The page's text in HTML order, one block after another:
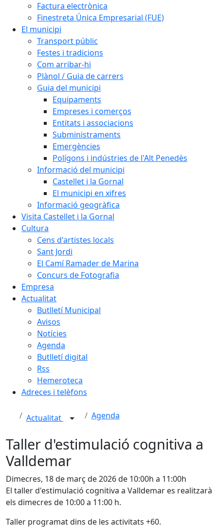
Factura electrònica
Finestreta Única Empresarial (FUE)
El municipi
Transport públic
Festes i tradicions
Com arribar-hi
Plànol / Guia de carrers
Guia del municipi
Equipaments
Empreses i comerços
Entitats i associacions
Subministraments
Emergències
Polígons i indústries de l'Alt Penedès
Informació del municipi
Castellet i la Gornal
El municipi en xifres
Informació geogràfica
Visita Castellet i la Gornal
Cultura
Cens d'artistes locals
Sant Jordi
El Camí Ramader de Marina
Concurs de Fotografia
Empresa
Actualitat
Butlletí Municipal
Avisos
Notícies
Agenda
Butlletí digital
Rss
Hemeroteca
Adreces i telèfons
Actualitat Agenda
Taller d'estimulació cognitiva a
Valldemar
Dimecres, 18 de març de 2026 de 10:00h a 11:00h
El taller d'estimulació cognitiva a Valldemar es realitzarà
els dimecres de 10:00 a 11:00 h.
Taller programat dins de les activitats +60.